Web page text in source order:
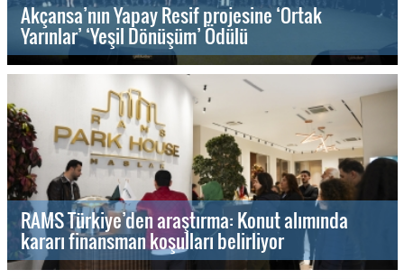
Akçansa’nın Yapay Resif projesine ‘Ortak
Yarınlar’ ‘Yeşil Dönüşüm’ Ödülü
RAMS Türkiye’den araştırma: Konut alımında
kararı finansman koşulları belirliyor